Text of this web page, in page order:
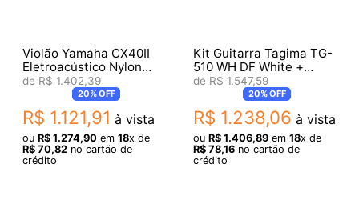
Violão Yamaha CX40II
Eletroacústico Nylon
Natural
R$ 1.402,39
20%OFF
R$ 1.121,91 à vista
ou R$ 1.274,90em 18x de
R$ 70,82no cartão de
crédito
Kit Guitarra Tagima TG-
510 WH DF White +
Acessórios
R$ 1.547,59
20%OFF
R$ 1.238,06 à vista
ou R$ 1.406,89em 18x de
R$ 78,16no cartão de
crédito